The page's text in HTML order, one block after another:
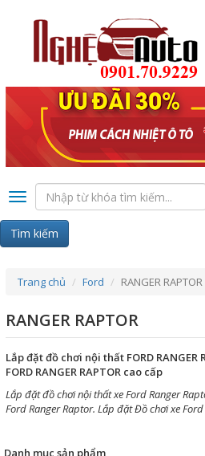
Toggle
navigation
Tìm kiếm
Trang chủ Ford RANGER RAPTOR
RANGER RAPTOR
Lắp đặt đồ chơi nội thất FORD RANGER
FORD RANGER RAPTOR cao cấp
Lắp đặt đồ chơi nội thất xe Ford Ranger
Ford Ranger Raptor. Lắp đặt Đồ chơi xe
Danh mục sản phẩm